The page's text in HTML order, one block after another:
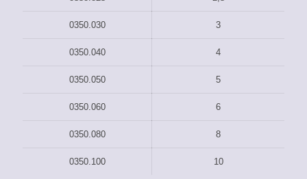
0350.030 3
0350.040 4
0350.050 5
0350.060 6
0350.080 8
0350.100 10